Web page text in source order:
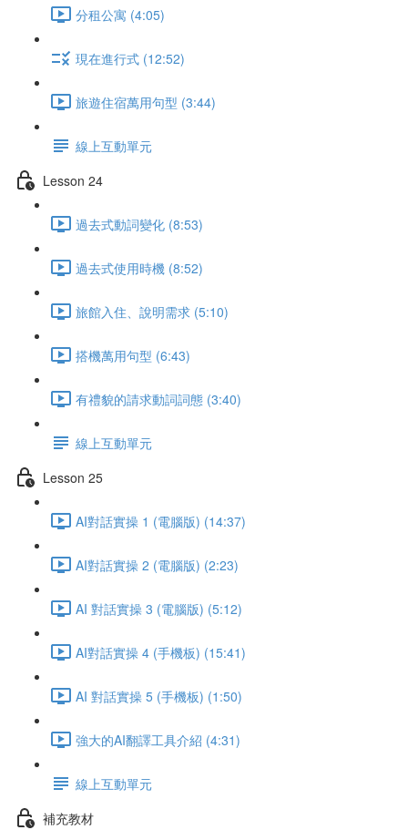
分租公寓 (4:05)
現在進行式 (12:52)
旅遊住宿萬用句型 (3:44)
線上互動單元
Lesson 24
過去式動詞變化 (8:53)
過去式使用時機 (8:52)
旅館入住、說明需求 (5:10)
搭機萬用句型 (6:43)
有禮貌的請求動詞詞態 (3:40)
線上互動單元
Lesson 25
AI對話實操 1 (電腦版) (14:37)
AI對話實操 2 (電腦版) (2:23)
AI 對話實操 3 (電腦版) (5:12)
AI對話實操 4 (手機板) (15:41)
AI 對話實操 5 (手機板) (1:50)
強大的AI翻譯工具介紹 (4:31)
線上互動單元
補充教材